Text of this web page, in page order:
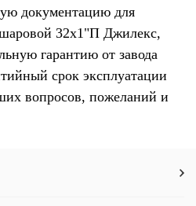
документацию для
32х1"П Джилекс,
гарантию от завода
срок эксплуатации
вопросов, пожеланий и